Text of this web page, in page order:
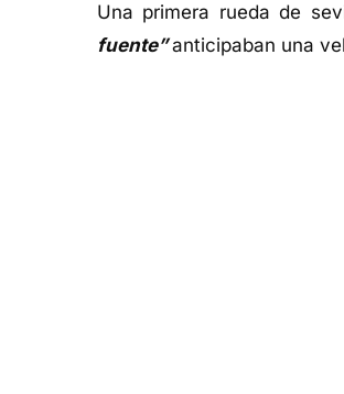
Una primera rueda de
fuente”anticipaban una